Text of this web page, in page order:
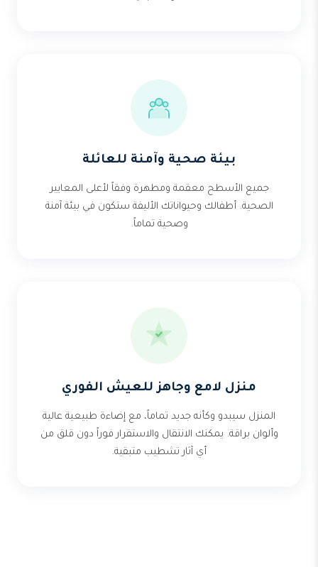
بيئة صحية وآمنة للعائلة
جميع الأسطح معقمة ومطهرة وفقاً لأعلى المعايير
الصحية. أطفالك وحيواناتك الأليفة ستكون في بيئة آمنة
وصحية تماماً.
منزل لامع وجاهز للعيش الفوري
المنزل سيبدو وكأنه جديد تماماً، مع إضاءة طبيعية عالية
وألوان براقة. يمكنك الانتقال والاستقرار فوراً دون قلق من
أي آثار تشطيب متبقية.